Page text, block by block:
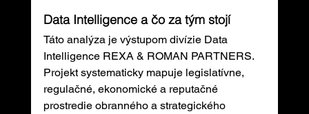
Data Intelligence a čo za tým stojí
Táto analýza je výstupom divízie Data
Intelligence REXA & ROMAN PARTNERS.
Projekt systematicky mapuje legislatívne,
regulačné, ekonomické a reputačné
prostredie obranného a strategického